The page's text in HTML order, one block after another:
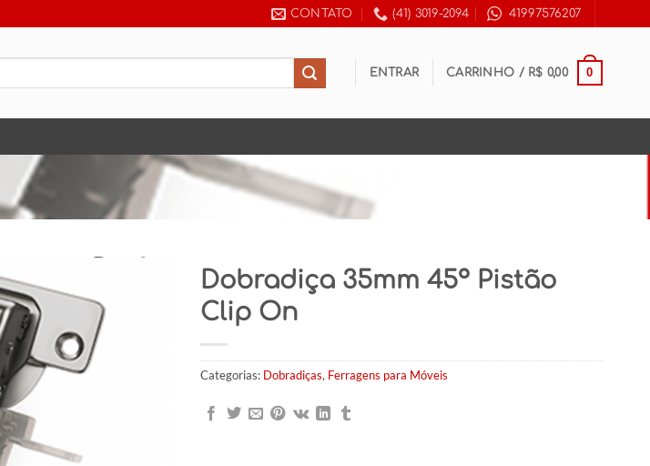
CONTATO (41) 3019-2094 41997576207
ENTRAR CARRINHO / R$ 0,00 0
Dobradiça 35mm 45º Pistão
Clip On
Categorias: Dobradiças, Ferragens para Móveis